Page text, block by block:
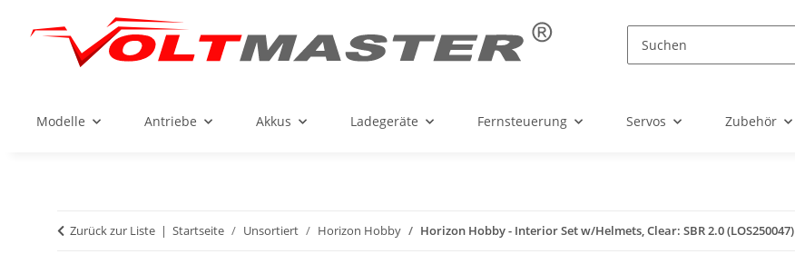
Modelle Antriebe Akkus Ladegeräte Fernsteuerung Servos Zubehör
Zurück zur Liste Startseite Unsortiert Horizon Hobby Horizon Hobby - Interior Set w/Helmets, Clear: SBR 2.0 (LOS250047)